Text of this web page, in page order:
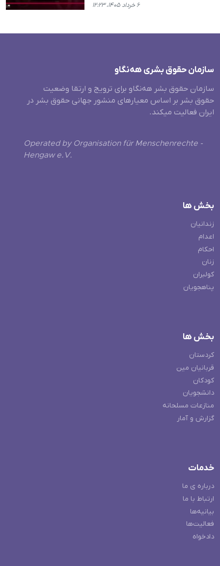
۶ خرداد ۱۴۰۵، ۱۲:۲۳
سازمان حقوق بشری هەنگاو
سازمان حقوق بشر هه‌نگاو برای ترویج و ارتقا وضعیت
حقوق بشر بر اساس معیارهای منشور جهانی حقوق بشر در
ایران فعالیت میکند.
Operated by Organisation für Menschenrechte -
Hengaw e.V.
بخش ها
زندانیان
اعدام
احکام
زنان
کولبران
پناهجویان
بخش ها
کردستان
قربانیان مین
کودکان
دانشجویان
منازعات مسلحانه
گزارش و آمار
خدمات
درباره ی ما
ارتباط با ما
بیانیه‌ها
فعالیت‌ها
دادخواه